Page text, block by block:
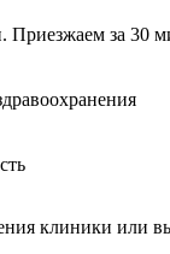
Приезжаем за 30
клиники или